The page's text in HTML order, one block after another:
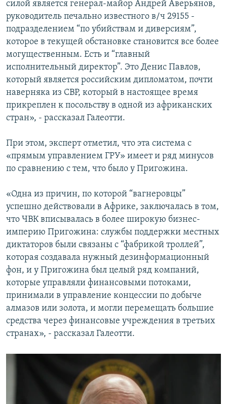
силой является генерал-майор Андрей Аверьянов,
руководитель печально известного в/ч 29155 -
подразделением “по убийствам и диверсиям”,
которое в текущей обстановке становится все более
могущественным. Есть и “главный
исполнительный директор”. Это Денис Павлов,
который является российским дипломатом, почти
наверняка из СВР, который в настоящее время
прикреплен к посольству в одной из африканских
стран», - рассказал Галеотти.
При этом, эксперт отметил, что эта система с
«прямым управлением ГРУ» имеет и ряд минусов
по сравнению с тем, что было у Пригожина.
«Одна из причин, по которой “вагнеровцы”
успешно действовали в Африке, заключалась в том,
что ЧВК вписывалась в более широкую бизнес-
империю Пригожина: службы поддержки местных
диктаторов были связаны с “фабрикой троллей”,
которая создавала нужный дезинформационный
фон, и у Пригожина был целый ряд компаний,
которые управляли финансовыми потоками,
принимали в управление концессии по добыче
алмазов или золота, и могли перемещать большие
средства через финансовые учреждения в третьих
странах», - рассказал Галеотти.